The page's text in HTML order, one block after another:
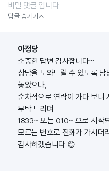
비밀 댓글 입니다.
답글 숨기기
아정당
소중한 답변 감사합니다~
상담을 도와드릴 수 있도록
놓았으나,
순차적으로 연락이 가다 보니
부탁 드리며
1833~ 또는 010~ 으로 시작
모르는 번호로 전화가 가시더
감사하겠습니다 😊